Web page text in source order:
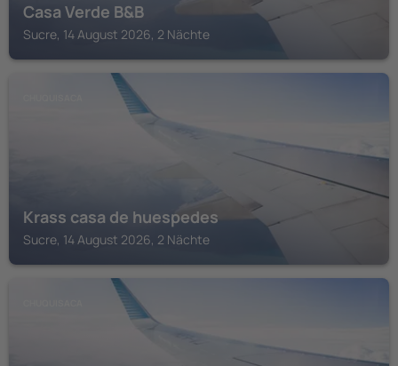
Casa Verde B&B
Sucre, 14 August 2026, 2 Nächte
Krass casa de huespedes
Sucre, 14 August 2026, 2 Nächte